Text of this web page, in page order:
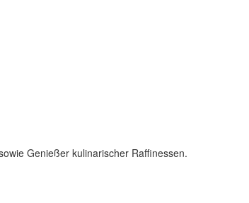
Genießer kulinarischer Raffinessen.